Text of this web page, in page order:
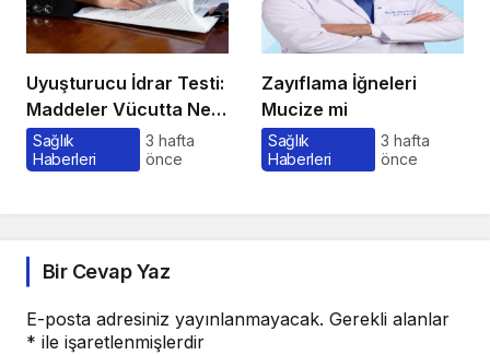
Uyuşturucu İdrar Testi:
Maddeler Vücutta Ne
Kadar Kalır, Süreç
Nasıl İşler?
Sağlık
Haberleri
3 hafta
önce
Zayıflama İğneleri
Mucize mi
Sağlık
Haberleri
3 hafta
önce
Bir Cevap Yaz
E-posta adresiniz yayınlanmayacak. Gerekli alanlar
* ile işaretlenmişlerdir